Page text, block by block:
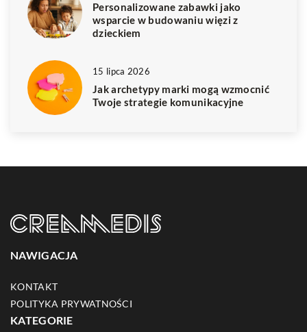
Personalizowane zabawki jako
wsparcie w budowaniu więzi z
dzieckiem
15 lipca 2026
Jak archetypy marki mogą wzmocnić
Twoje strategie komunikacyjne
NAWIGACJA
KONTAKT
POLITYKA PRYWATNOŚCI
KATEGORIE